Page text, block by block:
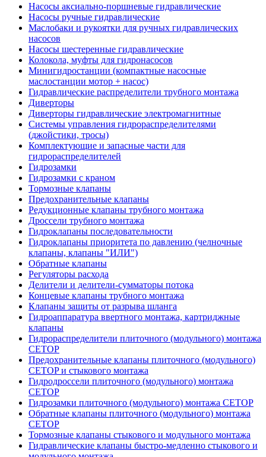
Насосы аксиально-поршневые гидравлические
Насосы ручные гидравлические
Маслобаки и рукоятки для ручных гидравлических
насосов
Насосы шестеренные гидравлические
Колокола, муфты для гидронасосов
Минигидростанции (компактные насосные
маслостанции мотор + насос)
Гидравлические распределители трубного монтажа
Диверторы
Диверторы гидравлические электромагнитные
Системы управления гидрораспределителями
(джойстики, тросы)
Комплектующие и запасные части для
гидрораспределителей
Гидрозамки
Гидрозамки с краном
Тормозные клапаны
Предохранительные клапаны
Редукционные клапаны трубного монтажа
Дроссели трубного монтажа
Гидроклапаны последовательности
Гидроклапаны приоритета по давлению (челночные
клапаны, клапаны "ИЛИ")
Обратные клапаны
Регуляторы расхода
Делители и делители-сумматоры потока
Концевые клапаны трубного монтажа
Клапаны защиты от разрыва шланга
Гидроаппаратура ввертного монтажа, картриджные
клапаны
Гидрораспределители плиточного (модульного) монтажa
CETOP
Предохранительные клапаны плиточного (модульного)
CETOP и стыкового монтажа
Гидродроссели плиточного (модульного) монтажа
CETOP
Гидрозамки плиточного (модульного) монтажа CETOP
Обратные клапаны плиточного (модульного) монтажа
CETOP
Тормозные клапаны стыкового и модульного монтажа
Гидравлические клапаны быстро-медленно стыкового и